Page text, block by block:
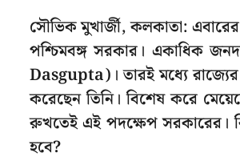
সৌভিক মুখার্জী, কলকাতা:
পশ্চিমবঙ্গ সরকার। একাধিক
Dasgupta)। তারই মধ্যে
করেছেন তিনি। বিশেষ করে
রুখতেই এই পদক্ষেপ সরকারের।
হবে?